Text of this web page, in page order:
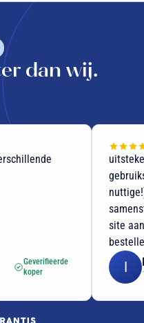
dan wij.
Geverifieerde
koper
site
I